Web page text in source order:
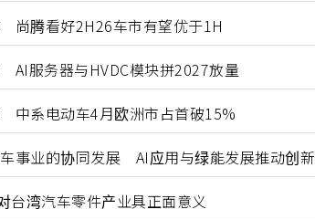
尚腾看好2H26车市有望优于1H
服务器与HVDC模块拼2027放量
中系电动车4月欧洲市占首破15%
事业的协同发展 AI应用与绿能发展推动创新
湾汽车零件产业具正面意义